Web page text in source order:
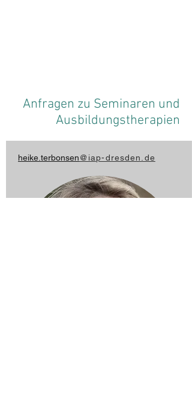
Anfragen zu Seminaren und
Ausbildungstherapien
heike.terbonsen@iap-dresden.de